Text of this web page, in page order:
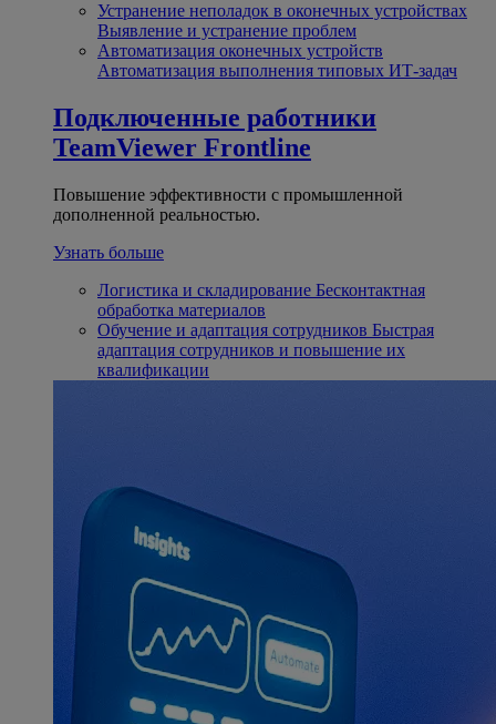
Устранение неполадок в оконечных устройствах
Выявление и устранение проблем
Автоматизация оконечных устройств
Автоматизация выполнения типовых ИТ-задач
Подключенные работники
TeamViewer Frontline
Повышение эффективности с промышленной
дополненной реальностью.
Узнать больше
Логистика и складирование Бесконтактная
обработка материалов
Обучение и адаптация сотрудников Быстрая
адаптация сотрудников и повышение их
квалификации